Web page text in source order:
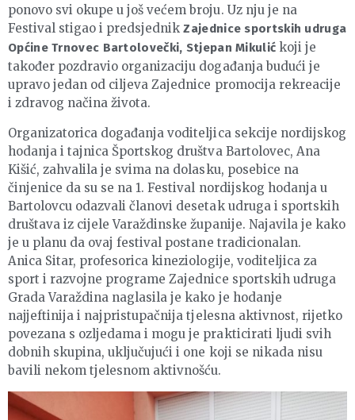
ponovo svi okupe u još većem broju. Uz nju je na
Festival stigao i predsjednikZajednice sportskih udruga
Općine Trnovec Bartolovečki, Stjepan Mikulić koji je
također pozdravio organizaciju događanja budući je
upravo jedan od ciljeva Zajednice promocija rekreacije
i zdravog načina života.
Organizatorica događanja voditeljica sekcije nordijskog
hodanja i tajnica Športskog društva Bartolovec, Ana
Kišić, zahvalila je svima na dolasku, posebice na
činjenice da su se na 1. Festival nordijskog hodanja u
Bartolovcu odazvali članovi desetak udruga i sportskih
društava iz cijele Varaždinske županije. Najavila je kako
je u planu da ovaj festival postane tradicionalan.
Anica Sitar, profesorica kineziologije, voditeljica za
sport i razvojne programe Zajednice sportskih udruga
Grada Varaždina naglasila je kako je hodanje
najjeftinija i najpristupačnija tjelesna aktivnost, rijetko
povezana s ozljedama i mogu je prakticirati ljudi svih
dobnih skupina, uključujući i one koji se nikada nisu
bavili nekom tjelesnom aktivnošću.